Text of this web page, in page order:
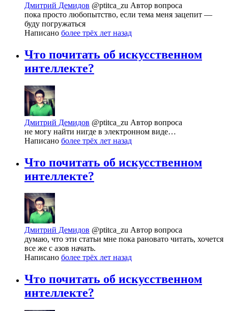
Дмитрий Демидов @ptitca_zu Автор вопроса
пока просто любопытство, если тема меня зацепит —
буду погружаться
Написано более трёх лет назад
Что почитать об искусственном
интеллекте?
Дмитрий Демидов @ptitca_zu Автор вопроса
не могу найти нигде в электронном виде…
Написано более трёх лет назад
Что почитать об искусственном
интеллекте?
Дмитрий Демидов @ptitca_zu Автор вопроса
думаю, что эти статьи мне пока рановато читать, хочется
все же с азов начать.
Написано более трёх лет назад
Что почитать об искусственном
интеллекте?